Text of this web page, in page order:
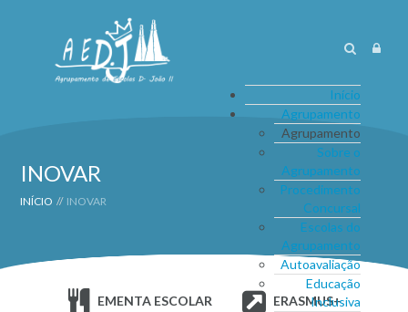
Início
Agrupamento
Agrupamento
Sobre o
Agrupamento
Procedimento
Concursal
Escolas do
Agrupamento
Autoavaliação
Educação
Inclusiva
INOVAR
INÍCIO // INOVAR
EMENTA ESCOLAR ERASMUS+